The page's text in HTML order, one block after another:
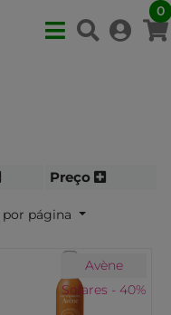
0
Preço
por página
Avène
Solares - 40%